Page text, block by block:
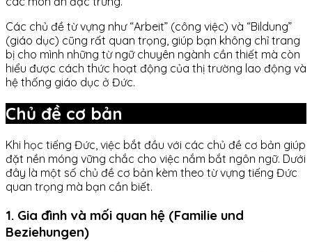
Các chủ đề từ vựng như “Arbeit” (công việc) và “Bildung”
(giáo dục) cũng rất quan trọng, giúp bạn không chỉ trang
bị cho mình những từ ngữ chuyên ngành cần thiết mà còn
hiểu được cách thức hoạt động của thị trường lao động và
hệ thống giáo dục ở Đức.
Chủ đề cơ bản
Khi học tiếng Đức, việc bắt đầu với các chủ đề cơ bản giúp
đặt nền móng vững chắc cho việc nắm bắt ngôn ngữ. Dưới
đây là một số chủ đề cơ bản kèm theo từ vựng tiếng Đức
quan trọng mà bạn cần biết.
1. Gia đình và mối quan hệ (Familie und
Beziehungen)